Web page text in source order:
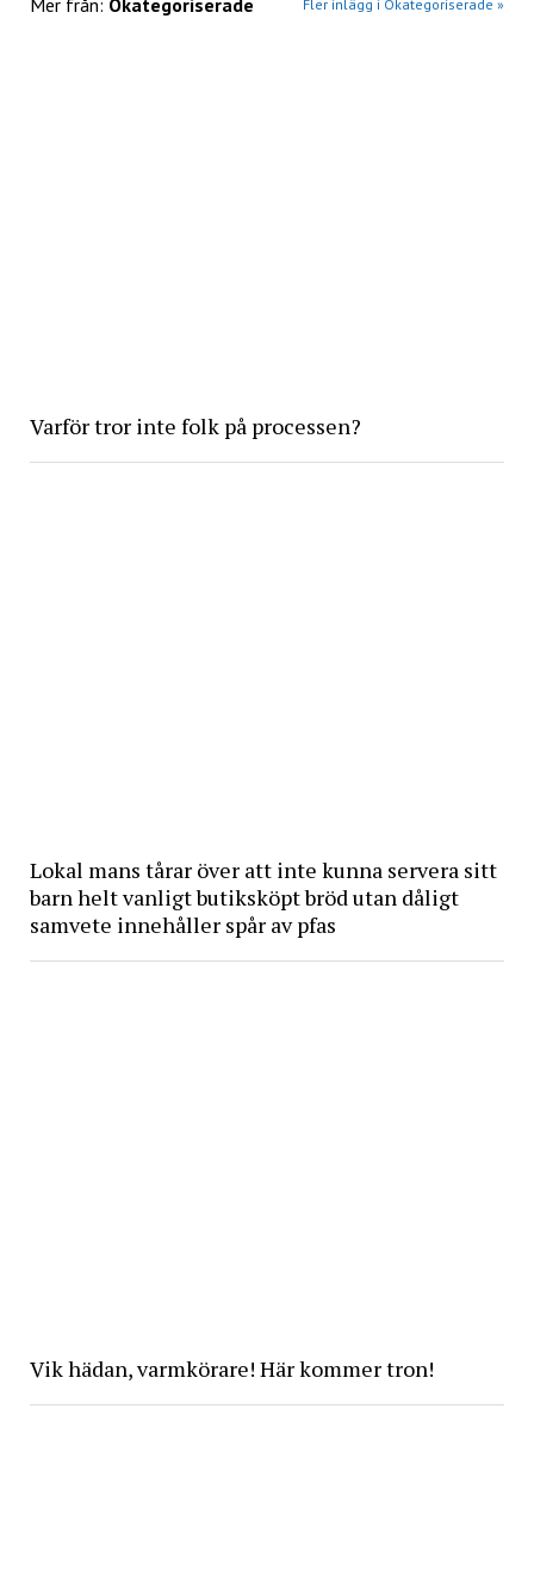
Fler inlägg i Okategoriserade »
Varför tror inte folk på processen?
Lokal mans tårar över att inte kunna servera sitt
barn helt vanligt butiksköpt bröd utan dåligt
samvete innehåller spår av pfas
Vik hädan, varmkörare! Här kommer tron!